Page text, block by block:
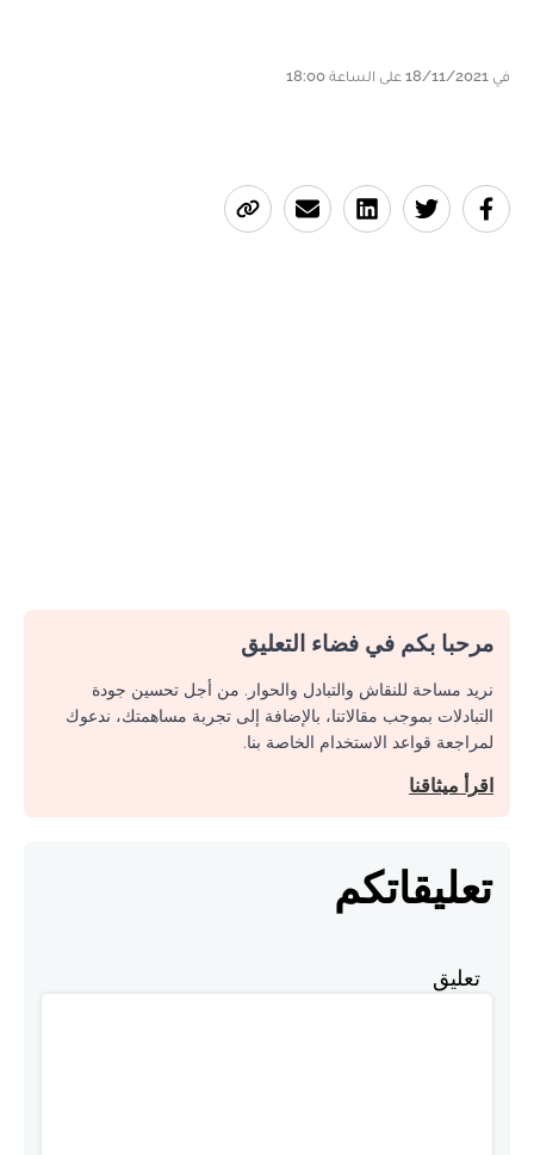
في 18/11/2021 على الساعة 18:00
مرحبا بكم في فضاء التعليق
نريد مساحة للنقاش والتبادل والحوار. من أجل تحسين جودة
التبادلات بموجب مقالاتنا، بالإضافة إلى تجربة مساهمتك، ندعوك
لمراجعة قواعد الاستخدام الخاصة بنا.
اقرأ ميثاقنا
تعليقاتكم
تعليق